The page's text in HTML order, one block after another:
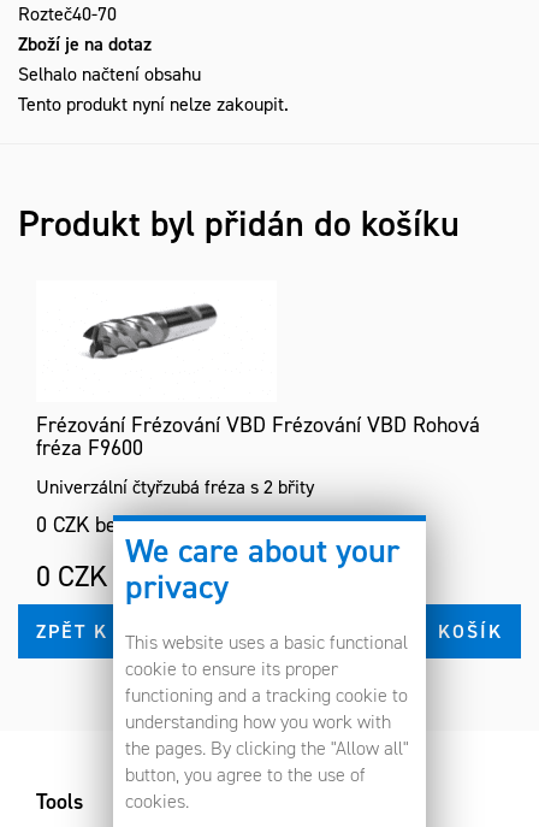
We care about your
privacy
This website uses a basic functional
cookie to ensure its proper
functioning and a tracking cookie to
understanding how you work with
the pages. By clicking the "Allow all"
button, you agree to the use of
cookies.
Rozteč40-70
Zboží je na dotaz
Selhalo načtení obsahu
Tento produkt nyní nelze zakoupit.
Produkt byl přidán do košíku
Frézování Frézování VBD Frézování VBD Rohová
fréza F9600
Univerzální čtyřzubá fréza s 2 břity
0 CZK bez DPH
0 CZK s DPH
ZPĚT K NÁKUPU KOŠÍK
Tools